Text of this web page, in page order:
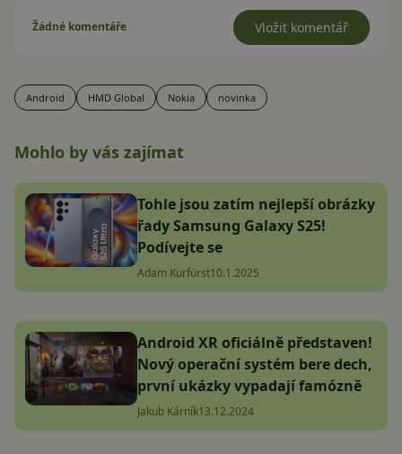
Žádné komentáře Vložit komentář
Android HMD Global Nokia novinka
Mohlo by vás zajímat
Tohle jsou zatím nejlepší obrázky
řady Samsung Galaxy S25!
Podívejte se
Adam Kurfürst10.1.2025
Android XR oficiálně představen!
Nový operační systém bere dech,
první ukázky vypadají famózně
Jakub Kárník13.12.2024